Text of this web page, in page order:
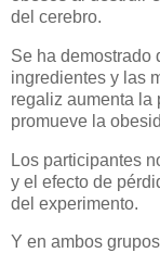
del cerebro.
Se ha demostrado
ingredientes y las
regaliz aumenta la
promueve la
Los participantes
y el efecto de
del experimento.
Y en ambos